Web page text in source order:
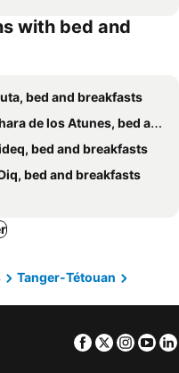
with bed and
bed and breakfasts
de los Atunes, bed and breakfasts
bed and breakfasts
bed and breakfasts
Tanger-Tétouan
Facebook
Twitter